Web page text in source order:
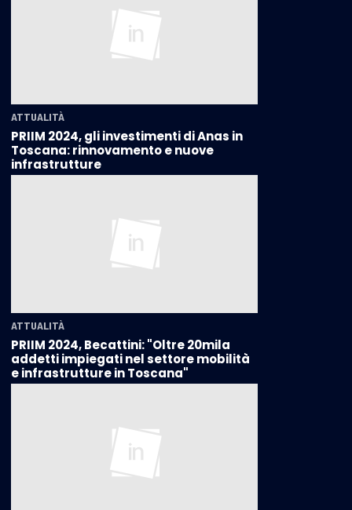
ATTUALITÀ
PRIIM 2024, gli investimenti di Anas in
Toscana: rinnovamento e nuove
infrastrutture
ATTUALITÀ
PRIIM 2024, Becattini: "Oltre 20mila
addetti impiegati nel settore mobilità
e infrastrutture in Toscana"